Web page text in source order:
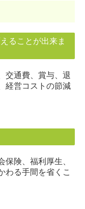
ることが出来ま
交通費、賞与、退
経営コストの節減
保険、福利厚生、
わる手間を省くこ